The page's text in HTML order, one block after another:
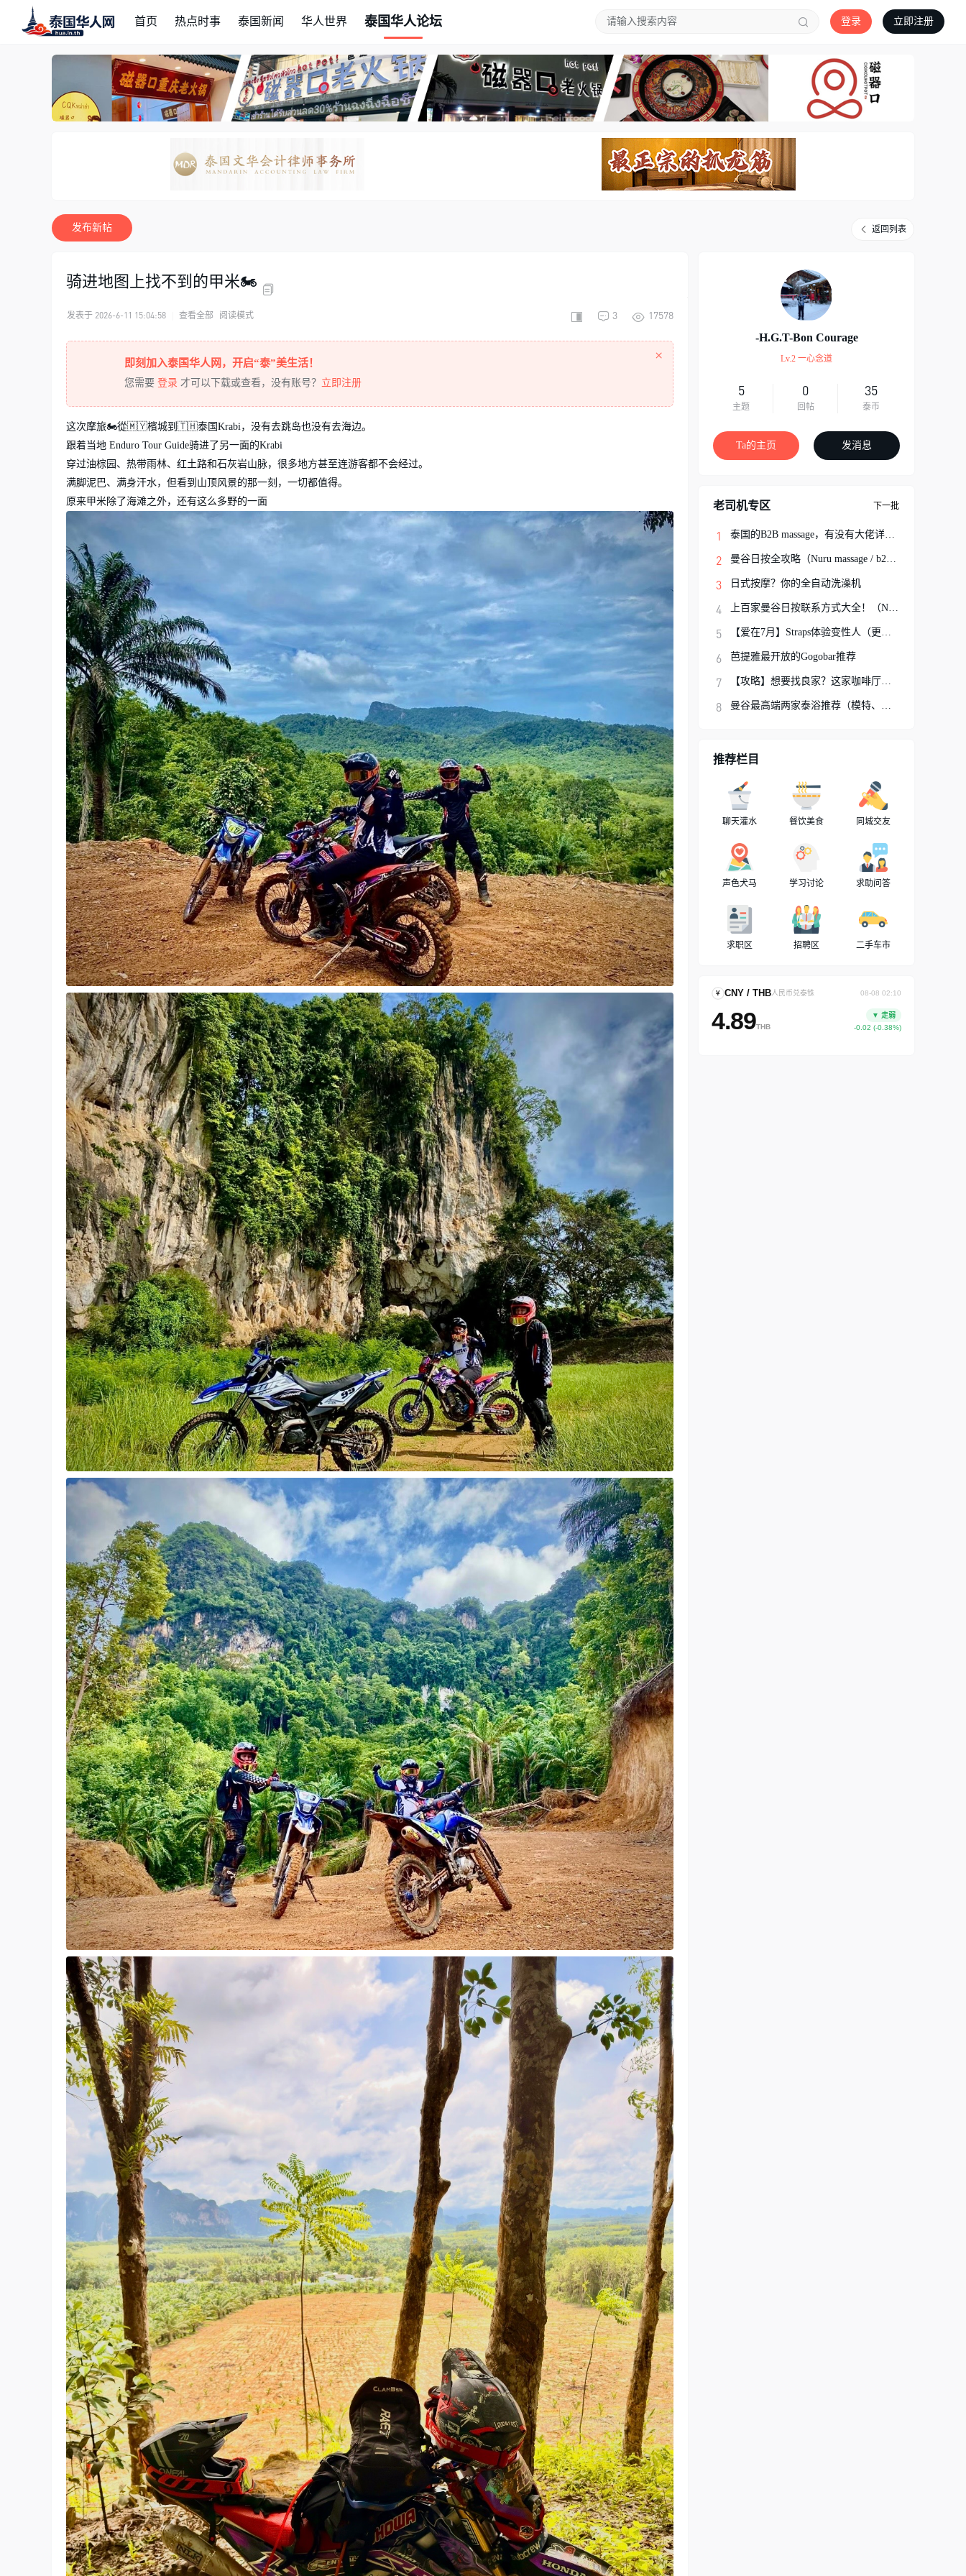
首页 热点时事 泰国新闻 华人世界 泰国华人论坛 登录 立即注册
返回列表
发布新帖
骑进地图上找不到的甲米🏍️
17578
3
发表于 2026-6-11 15:04:58 查看全部 阅读模式
即刻加入泰国华人网，开启“泰”美生活！
您需要 登录 才可以下载或查看，没有账号？ 立即注册
×
这次摩旅🏍️從🇲🇾檳城到🇹🇭泰国Krabi，没有去跳岛也没有去海边。
跟着当地 Enduro Tour Guide骑进了另一面的Krabi
穿过油棕园、热带雨林、红土路和石灰岩山脉，很多地方甚至连游客都不会经过。
满脚泥巴、满身汗水，但看到山顶风景的那一刻，一切都值得。
原来甲米除了海滩之外，还有这么多野的一面
-H.G.T-Bon Courage
Lv.2 一心念道
5
主题
0
回帖
35
泰币
Ta的主页 发消息
老司机专区 下一批
泰国的B2B massage，有没有大佬详细解说一
曼谷日按全攻略（Nuru massage / b2b按摩避
日式按摩？你的全自动洗澡机
上百家曼谷日按联系方式大全！（Nuru Massa
【爱在7月】Straps体验变性人（更新完结）
芭提雅最开放的Gogobar推荐
【攻略】想要找良家？这家咖啡厅你可以试试
曼谷最高端两家泰浴推荐（模特、网红、明星
推荐栏目
聊天灌水 餐饮美食 同城交友
声色犬马 学习讨论 求助问答
求职区 招聘区 二手车市
¥ CNY / THB人民币兑泰铢 08-08 02:10
4.89THB
▼ 走弱
-0.02 (-0.38%)